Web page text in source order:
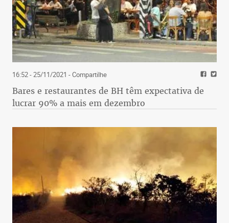
16:52 - 25/11/2021 - Compartilhe
Bares e restaurantes de BH têm expectativa de
lucrar 90% a mais em dezembro